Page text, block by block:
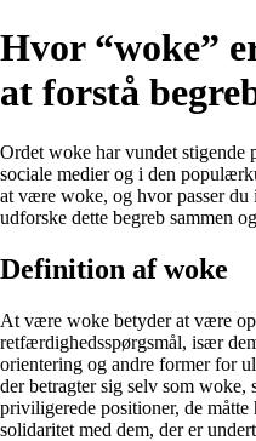
Hvor “woke”
at forstå
Ordet woke har vundet stigende
sociale medier og i den
at være woke, og hvor passer
udforske dette begreb sammen
Definition af woke
At være woke betyder at være
retfærdighedsspørgsmål, især
orientering og andre former for
der betragter sig selv som
priviligerede positioner, de
solidaritet med dem, der er